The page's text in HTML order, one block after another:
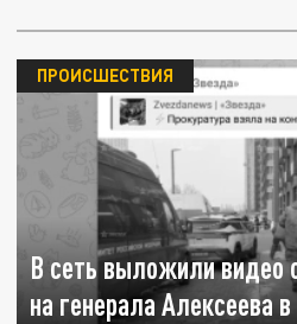
В сеть выложили видео
на генерала Алексеева
ПРОИСШЕСТВИЯ